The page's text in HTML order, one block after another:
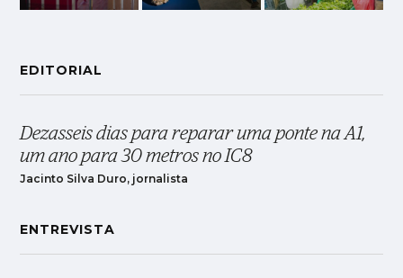
EDITORIAL
Dezasseis dias para reparar uma ponte na A1,
um ano para 30 metros no IC8
Jacinto Silva Duro, jornalista
ENTREVISTA